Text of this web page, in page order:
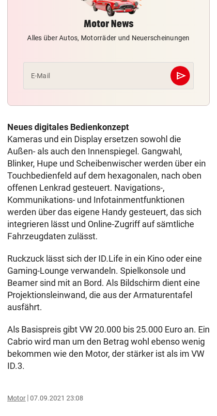
Motor News
Alles über Autos, Motorräder und Neuerscheinungen
E-Mail send
Abschicken
Neues digitales Bedienkonzept
Kameras und ein Display ersetzen sowohl die
Außen- als auch den Innenspiegel. Gangwahl,
Blinker, Hupe und Scheibenwischer werden über ein
Touchbedienfeld auf dem hexagonalen, nach oben
offenen Lenkrad gesteuert. Navigations-,
Kommunikations- und Infotainmentfunktionen
werden über das eigene Handy gesteuert, das sich
integrieren lässt und Online-Zugriff auf sämtliche
Fahrzeugdaten zulässt.
Ruckzuck lässt sich der ID.Life in ein Kino oder eine
Gaming-Lounge verwandeln. Spielkonsole und
Beamer sind mit an Bord. Als Bildschirm dient eine
Projektionsleinwand, die aus der Armaturentafel
ausfährt.
Als Basispreis gibt VW 20.000 bis 25.000 Euro an. Ein
Cabrio wird man um den Betrag wohl ebenso wenig
bekommen wie den Motor, der stärker ist als im VW
ID.3.
Motor 07.09.2021 23:08